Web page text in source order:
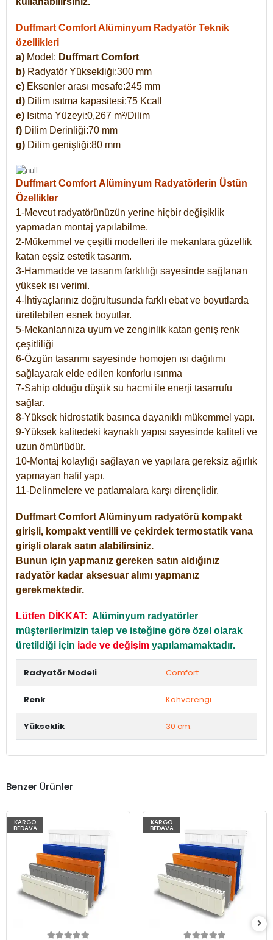
Duffmart Comfort Alüminyum Radyatör Teknik
özellikleri
a) Model: Duffmart Comfort
b) Radyatör Yüksekliği:300 mm
c) Eksenler arası mesafe:245 mm
d) Dilim ısıtma kapasitesi:75 Kcall
e) Isıtma Yüzeyi:0,267 m²/Dilim
f) Dilim Derinliği:70 mm
g) Dilim genişliği:80 mm
Duffmart Comfort Alüminyum Radyatörlerin Üstün
Özellikler
1-Mevcut radyatörünüzün yerine hiçbir değişiklik
yapmadan montaj yapılabilme.
2-Mükemmel ve çeşitli modelleri ile mekanlara güzellik
katan eşsiz estetik tasarım.
3-Hammadde ve tasarım farklılığı sayesinde sağlanan
yüksek ısı verimi.
4-İhtiyaçlarınız doğrultusunda farklı ebat ve boyutlarda
üretilebilen esnek boyutlar.
5-Mekanlarınıza uyum ve zenginlik katan geniş renk
çeşitliliği
6-Özgün tasarımı sayesinde homojen ısı dağılımı
sağlayarak elde edilen konforlu ısınma
7-Sahip olduğu düşük su hacmi ile enerji tasarrufu
sağlar.
8-Yüksek hidrostatik basınca dayanıklı mükemmel yapı.
9-Yüksek kalitedeki kaynaklı yapısı sayesinde kaliteli ve
uzun ömürlüdür.
10-Montaj kolaylığı sağlayan ve yapılara gereksiz ağırlık
yapmayan hafif yapı.
11-Delinmelere ve patlamalara karşı dirençlidir.
Duffmart Comfort Alüminyum radyatörü kompakt
girişli, kompakt ventilli ve çekirdek termostatik vana
girişli olarak satın alabilirsiniz.
Bunun için yapmanız gereken satın aldığınız
radyatör kadar aksesuar alımı yapmanız
gerekmektedir.
Lütfen DİKKAT: Alüminyum radyatörler
müşterilerimizin talep ve isteğine göre özel olarak
üretildiği için iade ve değişim yapılamamaktadır.
Radyatör Modeli Comfort
Renk Kahverengi
Yükseklik 30 cm.
Benzer Ürünler
KARGO
BEDAVA
KARGO
BEDAVA